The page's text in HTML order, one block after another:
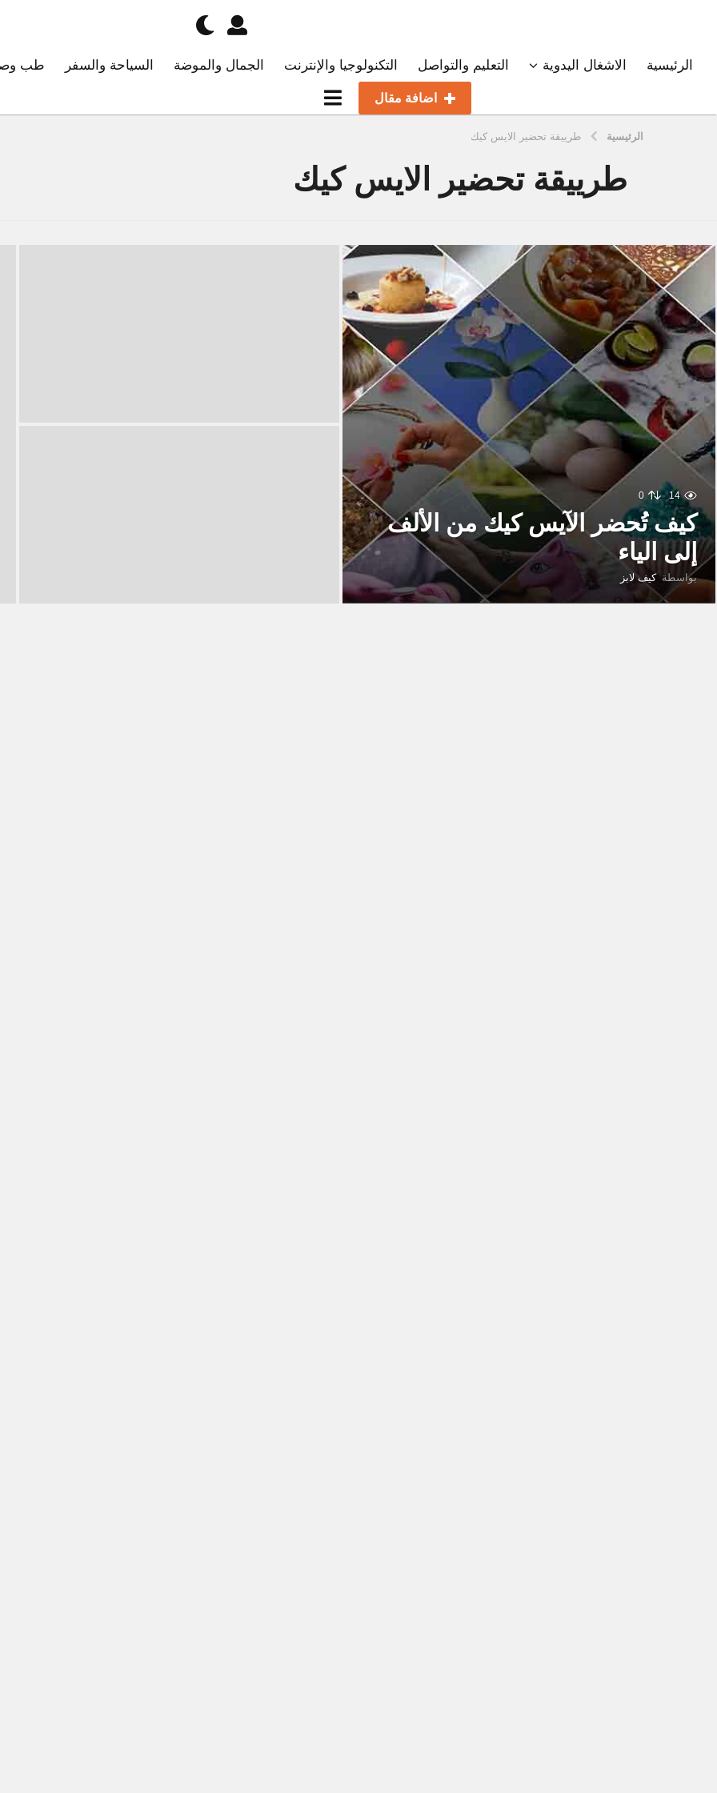
الرئيسية الاشغال اليدوية التعليم والتواصل التكنولوجيا والإنترنت الجمال والموضة السياحة والسفر طب
اضافة مقال
الرئيسية طرييقة تحضير الايس كيك
طرييقة تحضير الايس كيك
14
0
كيف تُحضر الآيس كيك من الألف
إلى الياء
بواسطة كيف لابز